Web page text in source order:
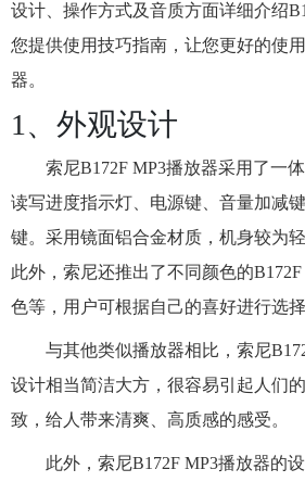
设计、操作方式及音质方面详细介绍
您提供使用技巧指南，让您更好的使
器。
1、外观设计
索尼B172F MP3播放器采用了一
读写进度指示灯、电源键、音量加减
键。采用镜面铝合金材质，机身较为
此外，索尼还推出了不同颜色的
色等，用户可根据自己的喜好进行选择
与其他类似播放器相比，索尼
设计相当简洁大方，很容易引起人们
致，给人带来清爽、高质感的感受。
此外，索尼B172F MP3播放器的